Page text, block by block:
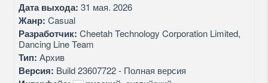
Дата выхода: 31 мая. 2026
Жанр: Casual
Разработчик: Cheetah Technology Corporation Limited,
Dancing Line Team
Тип: Архив
Версия: Build 23607722 - Полная версия